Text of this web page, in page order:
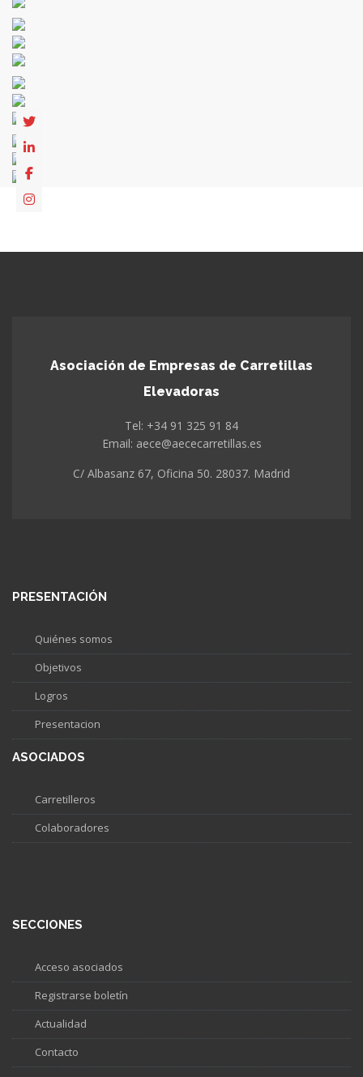
Asociación de Empresas de Carretillas
Elevadoras
Tel: +34 91 325 91 84
Email: aece@aececarretillas.es
C/ Albasanz 67, Oficina 50. 28037. Madrid
PRESENTACIÓN
Quiénes somos
Objetivos
Logros
Presentacion
ASOCIADOS
Carretilleros
Colaboradores
SECCIONES
Acceso asociados
Registrarse boletín
Actualidad
Contacto